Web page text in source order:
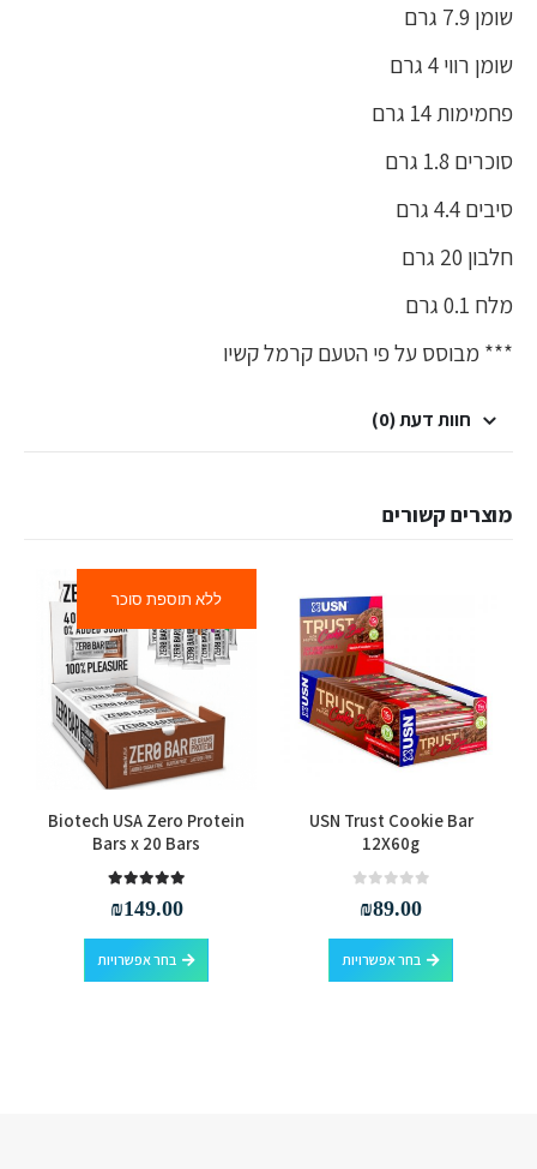
שומן 7.9 גרם
שומן רווי 4 גרם
פחמימות 14 גרם
סוכרים 1.8 גרם
סיבים 4.4 גרם
חלבון 20 גרם
מלח 0.1 גרם
*** מבוסס על פי הטעם קרמל קשיו
חוות דעת (0)
מוצרים קשורים
USN Trust Cookie Bar
12X60g
₪89.00
בחר אפשרויות
למוצר זה יש מספר סוגים. ניתן לבחור את האפשרויות בעמוד המוצר
ללא תוספת סוכר
למוצר זה יש מספר סוגים. ניתן לבחור את האפשרויות בעמוד המוצר
Biotech USA Zero Protein
Bars x 20 Bars
₪149.00
בחר אפשרויות
למוצר זה יש מספר סוגים. ניתן לבחור את האפשרויות בעמוד המוצר